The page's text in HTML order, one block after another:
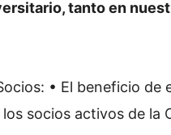
tanto en
• El beneficio de
socios activos de la